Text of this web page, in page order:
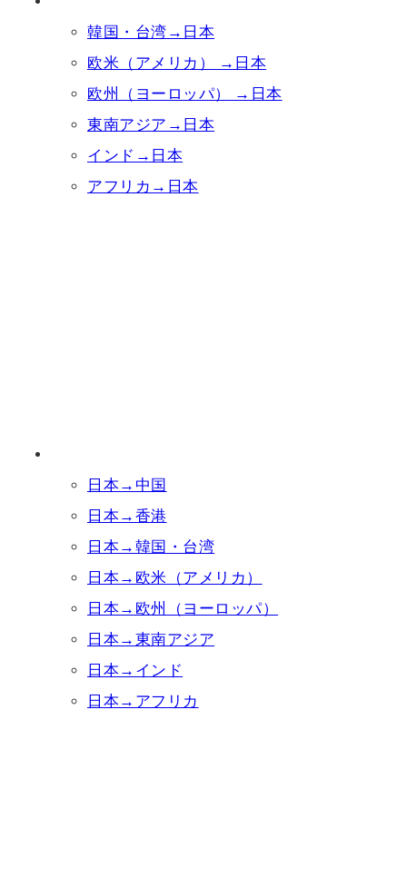
韓国・台湾→日本
欧米（アメリカ） →日本
欧州（ヨーロッパ） →日本
東南アジア→日本
インド→日本
アフリカ→日本
日本→中国
日本→香港
日本→韓国・台湾
日本→欧米（アメリカ）
日本→欧州（ヨーロッパ）
日本→東南アジア
日本→インド
日本→アフリカ